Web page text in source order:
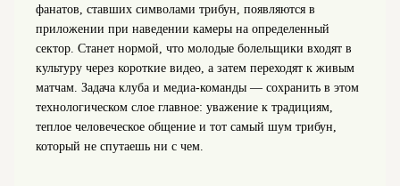
фанатов, ставших символами трибун, появляются в
приложении при наведении камеры на определенный
сектор. Станет нормой, что молодые болельщики входят в
культуру через короткие видео, а затем переходят к живым
матчам. Задача клуба и медиа‑команды — сохранить в этом
технологическом слое главное: уважение к традициям,
теплое человеческое общение и тот самый шум трибун,
который не спутаешь ни с чем.